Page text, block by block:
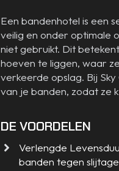
Een bandenhotel is een
veilig en onder optimale
niet gebruikt. Dit
hoeven te liggen, waar
verkeerde opslag. Bij
van je banden, zodat ze
DE VOORDELEN
Verlengde
banden tegen